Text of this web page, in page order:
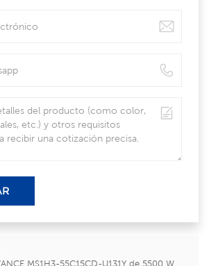
MS1H3-55C15CD-U131Y de 5500 W